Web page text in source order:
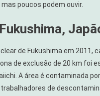
poucos podem ouvir.
de Fukushima em 2011,
de exclusão de 20 km foi
A área é contaminada
de